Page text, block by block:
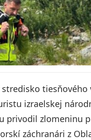
tiesňového
izraelskej
privodil zlomeninu
záchranári z